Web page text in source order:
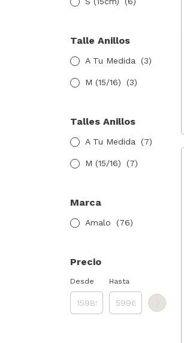
Talle Anillos
A Tu Medida (3)
M (15/16) (3)
Talles Anillos
A Tu Medida (7)
M (15/16) (7)
Marca
Amalo (76)
Precio
Desde Hasta